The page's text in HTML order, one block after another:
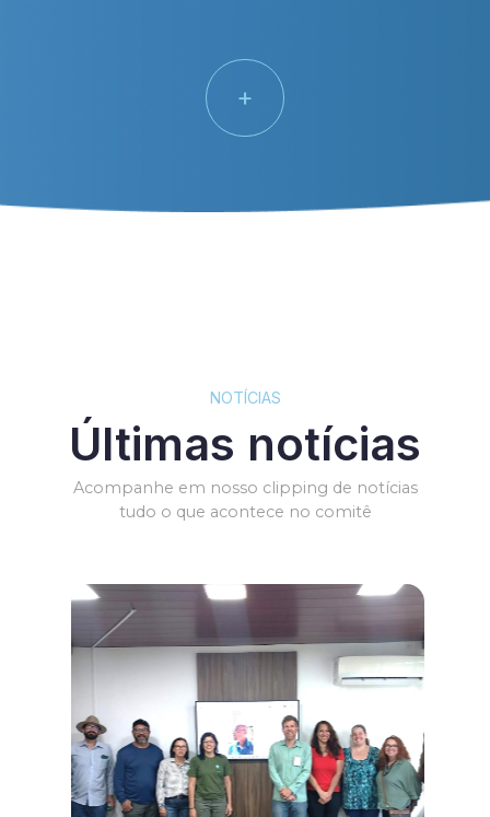
+
NOTÍCIAS
Últimas notícias
Acompanhe em nosso clipping de notícias
tudo o que acontece no comitê